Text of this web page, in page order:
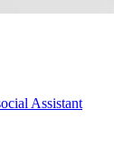
Assistant